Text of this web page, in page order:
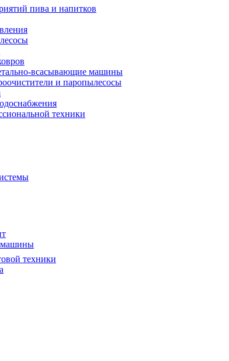
пива и напитков
всасывающие машины
и паропылесосы
техники
машины
техники